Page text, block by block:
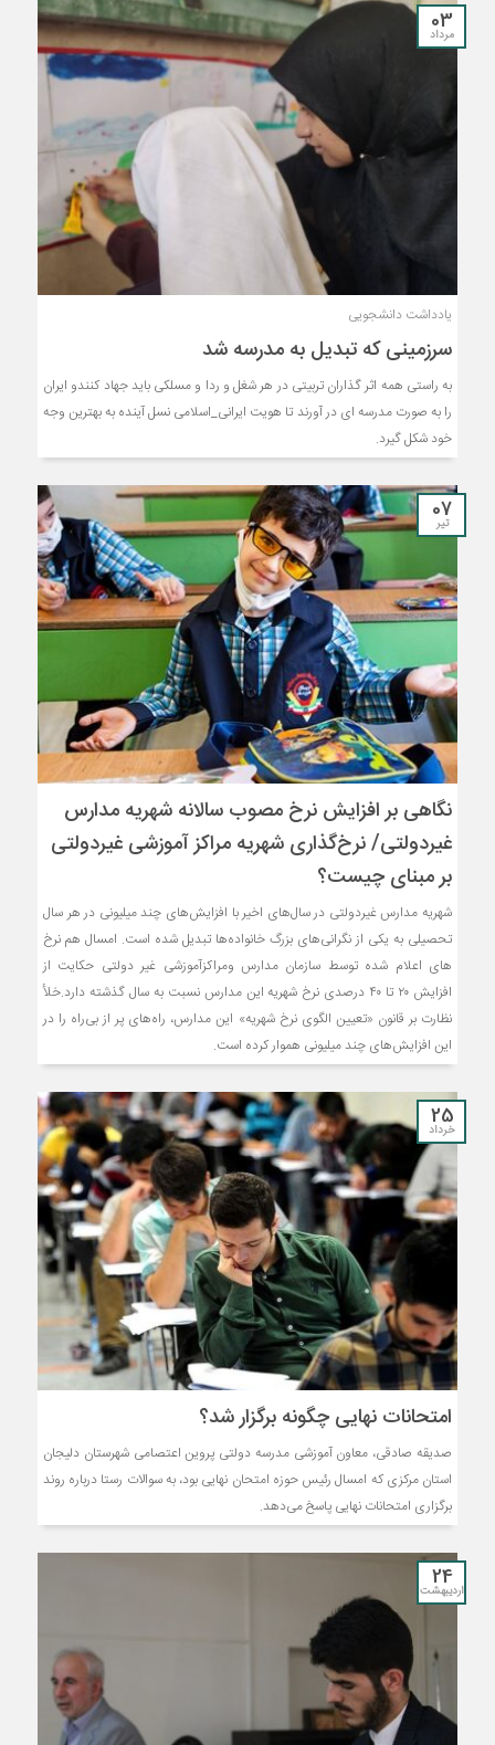
03
مرداد
یادداشت دانشجویی
سرزمینی که تبدیل به مدرسه شد
به راستی همه اثر گذاران تربیتی در هر شغل و ردا و مسلکی باید جهاد کنندو ایران
را به صورت مدرسه ای در آورند تا هویت ایرانی_اسلامی نسل آینده به بهترین وجه
خود شکل گیرد.
07
تیر
نگاهی بر افزایش نرخ مصوب سالانه شهریه مدارس
غیردولتی/ نرخ‌گذاری شهریه مراکز آموزشی غیردولتی
بر مبنای چیست؟
شهریه مدارس غیردولتی در سال‌های اخیر با افزایش‌‌های چند میلیونی در هر سال
تحصیلی به یکی از نگرانی‌های بزرگ خانواده‌ها تبدیل شده است. امسال هم نرخ
های اعلام شده توسط سازمان مدارس ومراکزآموزشی غیر دولتی حکایت از
افزایش ۲۰ تا ۴۰ درصدی نرخ شهریه این مدارس نسبت به سال گذشته دارد.خلأ
نظارت بر قانون «تعیین الگوی نرخ شهریه» این مدارس، راه‌های پر از بی‌راه را در
این افزایش‌های چند میلیونی هموار کرده است.
25
خرداد
امتحانات نهایی چگونه برگزار شد؟
صدیقه صادقی، معاون آموزشی مدرسه دولتی پروین اعتصامی شهرستان دلیجان
استان مرکزی که امسال رئیس حوزه امتحان نهایی بود، به سوالات رستا درباره روند
برگزاری امتحانات نهایی پاسخ می‌دهد.
24
اردیبهشت